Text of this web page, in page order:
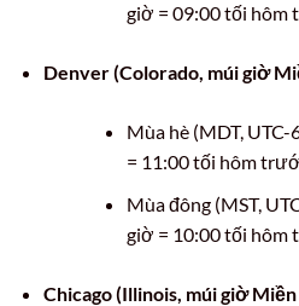
giờ = 09:00 tối hôm
Denver (Colorado, múi giờ
Mùa hè (MDT,
= 11:00 tối hôm
Mùa đông (MST,
giờ = 10:00 tối hôm
Chicago (Illinois, múi giờ